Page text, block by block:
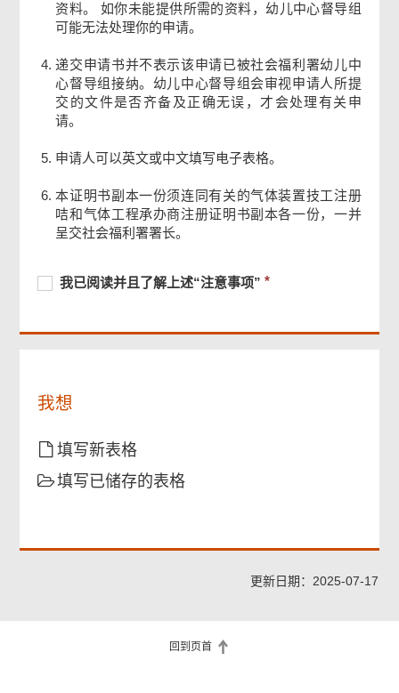
资料。 如你未能提供所需的资料，幼儿中心督导组
可能无法处理你的申请。
递交申请书并不表示该申请已被社会福利署幼儿中
心督导组接纳。幼儿中心督导组会审视申请人所提
交的文件是否齐备及正确无误，才会处理有关申
请。
申请人可以英文或中文填写电子表格。
本证明书副本一份须连同有关的气体装置技工注册
咭和气体工程承办商注册证明书副本各一份，一并
呈交社会福利署署长。
我
读
了
解
述
意
必
供
我已阅读并且了解上述“注意事项”
必
供
我想
填写新表格
填写已储存的表格
更新日期：2025-07-17
回到页首